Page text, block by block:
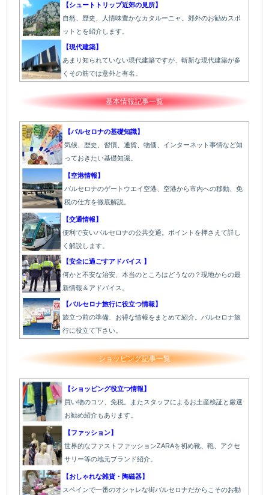
【シュートトリップ近郊の見所】
自然、歴史、人情味豊かなカタルーニャ。郊外のお勧めスポ
ットとを紹介します。
【現代建築】
あまり知られていない現代建築ですが、斬新な現代建築が多
くその筋では意外と有名。
基本情報記事一覧
【バルセロナの基礎知識】
気候、歴史、習慣、通貨、物価、インターネット事情など知
っておきたい基礎知識。
【空港情報】
バルセロナのゲートウエイ空港、空港から市内への移動、免
税の仕方を徹底解説。
【交通情報】
便利で安いバルセロナの公共交通。ポイントを押さえて詳し
く解説します。
【安全に過ごすアドバイス 】
何かと不安な治安、本当のところはどうなの？現地からの最
新情報＆アドバイス。
【バルセロナ旅行に役立つ情報】
旅立つ前の準備、お得な情報をまとめて紹介。バルセロナ旅
行に役立て下さい。
ショッピング記事一覧
【ショッピング役立つ情報】
買い物のコツ、免税。またスタッフによるお土産検証と厳選
お勧め紹介もあります。
【ファッション】
世界的なファストファッションZARAを初め靴、鞄、アクセ
サリー等の地元ブランド紹介。
【おしゃれな雑貨・陶磁器】
スペインで一番のオシャレな街バルセロナだからこそのお勧